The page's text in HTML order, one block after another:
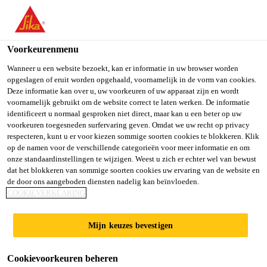
CONTACTEER MIJ
- CONTACTEZ-
MOI
Interesse in onze Sika oplossingen die u
tijdens Concrete Day ontdekte of heeft u een
vraag voor één van onze experts.
Voorkeurenmenu
Wanneer u een website bezoekt, kan er informatie in uw browser worden
opgeslagen of eruit worden opgehaald, voornamelijk in de vorm van cookies.
Deze informatie kan over u, uw voorkeuren of uw apparaat zijn en wordt
voornamelijk gebruikt om de website correct te laten werken. De informatie
identificeert u normaal gesproken niet direct, maar kan u een beter op uw
voorkeuren toegesneden surfervaring geven. Omdat we uw recht op privacy
respecteren, kunt u er voor kiezen sommige soorten cookies te blokkeren. Klik
op de namen voor de verschillende categorieën voor meer informatie en om
onze standaardinstellingen te wijzigen. Weest u zich er echter wel van bewust
dat het blokkeren van sommige soorten cookies uw ervaring van de website en
de door ons aangeboden diensten nadelig kan beïnvloeden.
COOKIEVERKLARING
Mijn keuzes bevestigen
Cookievoorkeuren beheren